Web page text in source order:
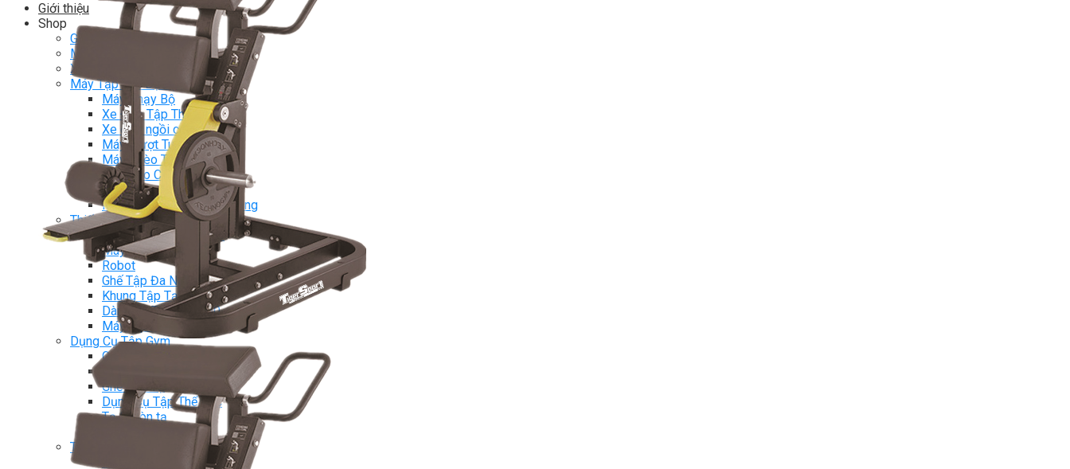
Giới thiệu
Shop
Giàn Tạ Đa Năng
Máy Chạy Bộ
Xe Đạp Tập Thể Dục
Máy Tập Thể Dục ( Cardio )
Máy Chạy Bộ
Xe Đạp Tập Thể Dục
Xe đạp ngồi có tựa lưng
Máy Trượt Tuyết
Máy Chèo Thuyền
Máy Leo Cầu Thang
Máy Rung Bụng
Máy tập phục hồi chức năng
Thiết Bị Phòng Gym chuyên dụng
Máy Khối Tập Với Cáp
Máy khối đa năng
Robot
Ghế Tập Đa Năng
Khung Tập Tạ Rời
Dàn Tập Thể Lực 360
Máy tập Home Gym
Dụng Cụ Tập Gym
Giàn Tạ Đa Năng
Ghế Tập Tạ
Dụng Cụ Tập Thể Lực
Tạ & Đòn tạ
Thiết Bị Massage